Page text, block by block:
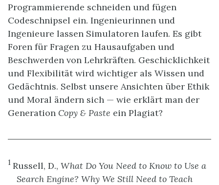
Programmierende schneiden und fügen
Codeschnipsel ein. Ingenieurinnen und
Ingenieure lassen Simulatoren laufen. Es gibt
Foren für Fragen zu Hausaufgaben und
Beschwerden von Lehrkräften. Geschicklichkeit
und Flexibilität wird wichtiger als Wissen und
Gedächtnis. Selbst unsere Ansichten über Ethik
und Moral ändern sich — wie erklärt man der
Generation Copy & Paste ein Plagiat?
1 Russell, D., What Do You Need to Know to Use a
Search Engine? Why We Still Need to Teach